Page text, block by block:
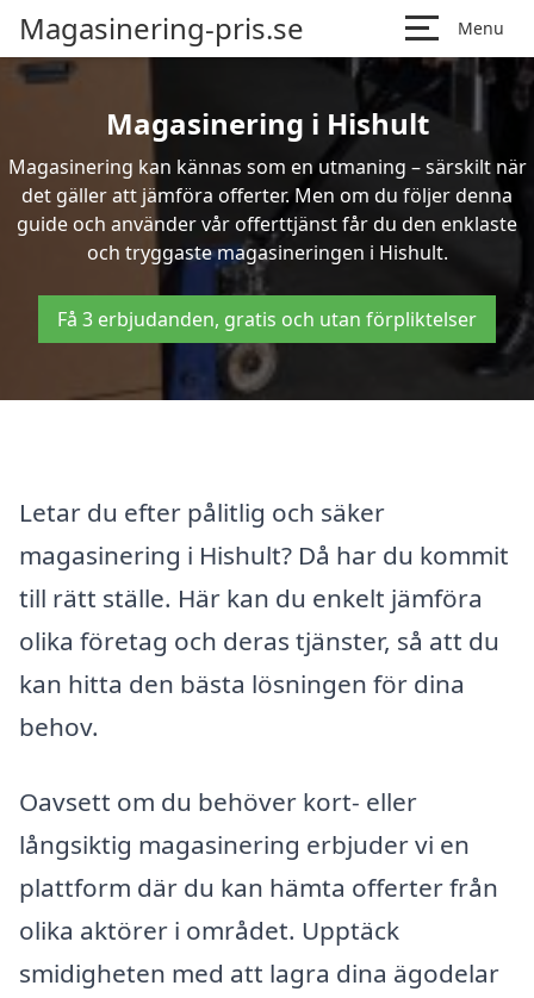
Magasinering-pris.se Menu
Magasinering i Hishult
Magasinering kan kännas som en utmaning – särskilt när
det gäller att jämföra offerter. Men om du följer denna
guide och använder vår offerttjänst får du den enklaste
och tryggaste magasineringen i Hishult.
Få 3 erbjudanden, gratis och utan förpliktelser
Letar du efter pålitlig och säker
magasinering i Hishult? Då har du kommit
till rätt ställe. Här kan du enkelt jämföra
olika företag och deras tjänster, så att du
kan hitta den bästa lösningen för dina
behov.
Oavsett om du behöver kort- eller
långsiktig magasinering erbjuder vi en
plattform där du kan hämta offerter från
olika aktörer i området. Upptäck
smidigheten med att lagra dina ägodelar